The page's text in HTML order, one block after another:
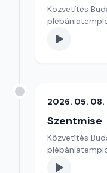
Közvetítés
2026. 05. 08.
Szentmise
Közvetítés